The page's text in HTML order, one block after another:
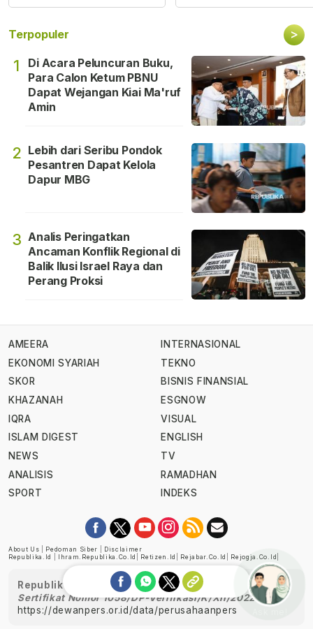
Terpopuler >
1
Di Acara Peluncuran Buku,
Para Calon Ketum PBNU
Dapat Wejangan Kiai Ma'ruf
Amin
2 Lebih dari Seribu Pondok
Pesantren Dapat Kelola
Dapur MBG
3 Analis Peringatkan
Ancaman Konflik Regional di
Balik Ilusi Israel Raya dan
Perang Proksi
AMEERA
EKONOMI SYARIAH
SKOR
KHAZANAH
IQRA
ISLAM DIGEST
NEWS
ANALISIS
SPORT
INTERNASIONAL
TEKNO
BISNIS FINANSIAL
ESGNOW
VISUAL
ENGLISH
TV
RAMADHAN
INDEKS
About Us Pedoman Siber
Disclaimer
Republika.id
Ihram.republika.co.id Retizen.id Rejabar.co.id Rejogja.co.id
Republika telah diverifikasi oleh Dewan Pers
Sertifikat Nomor 1058/DP-Verifikasi/K/XII/2022
https://dewanpers.or.id/data/perusahaanpers